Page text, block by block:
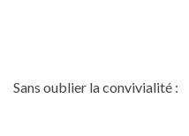
Sans oublier la convivialité :